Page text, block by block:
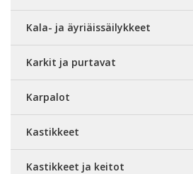
Kala- ja äyriäissäilykkeet
Karkit ja purtavat
Karpalot
Kastikkeet
Kastikkeet ja keitot